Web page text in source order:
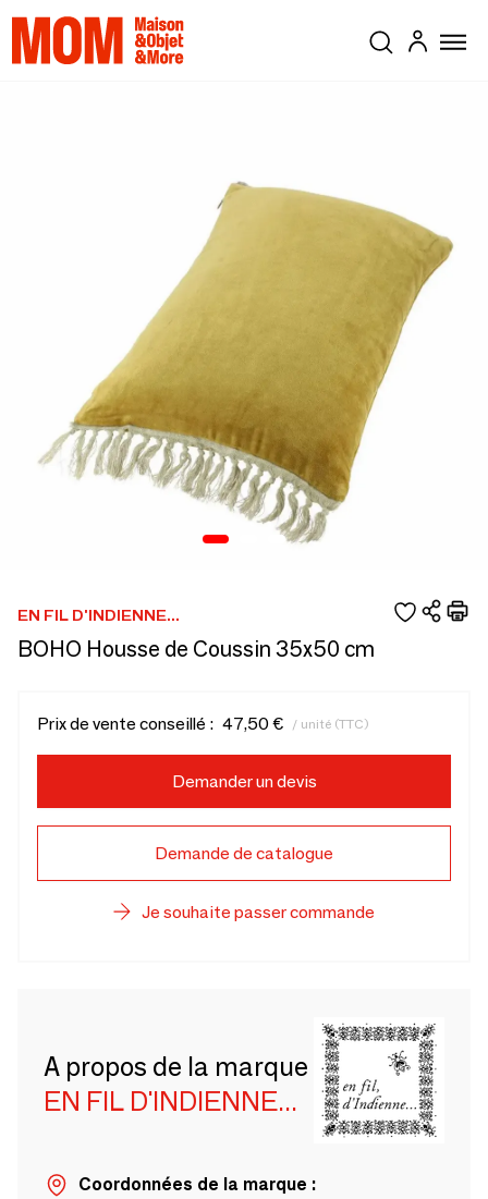
EN FIL D'INDIENNE...
BOHO Housse de Coussin 35x50 cm
Prix de vente conseillé : 47,50 € / unité (TTC)
Demander un devis
Demande de catalogue
Je souhaite passer commande
A propos de la marque
EN FIL D'INDIENNE...
Coordonnées de la marque :